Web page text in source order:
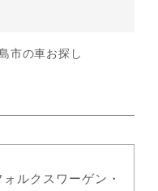
市の車お探し
ルクスワーゲン・